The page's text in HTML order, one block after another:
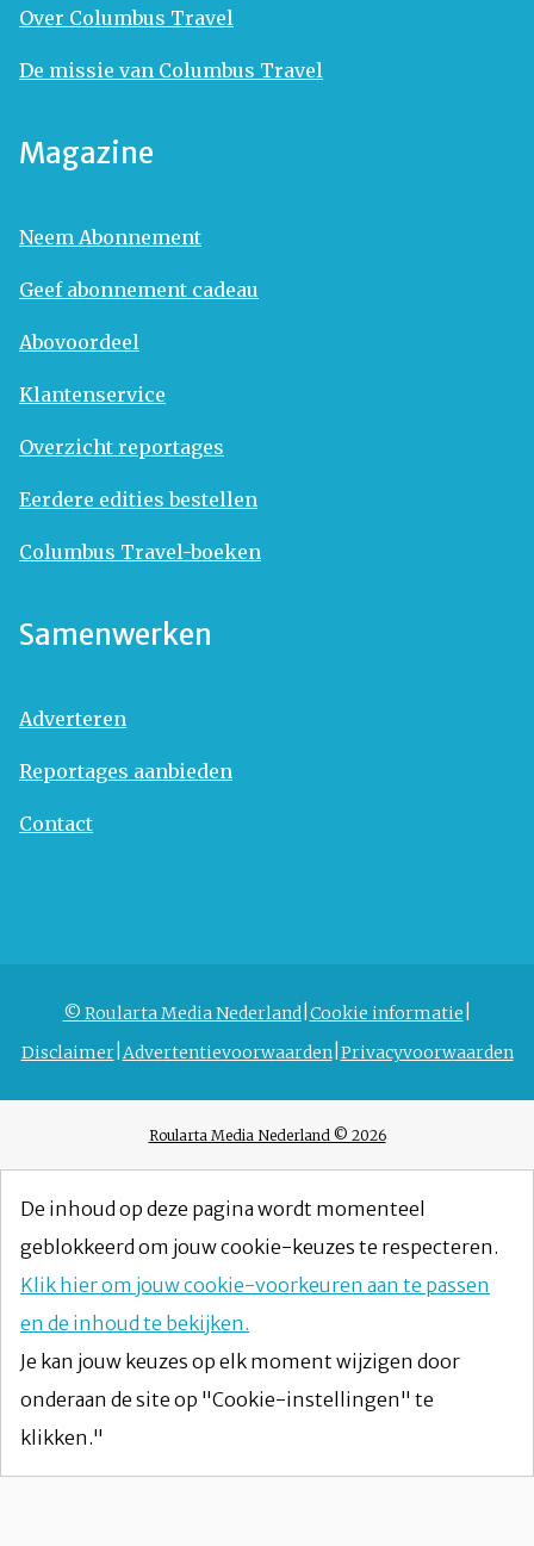
Over Columbus Travel
De missie van Columbus Travel
Magazine
Neem Abonnement
Geef abonnement cadeau
Abovoordeel
Klantenservice
Overzicht reportages
Eerdere edities bestellen
Columbus Travel-boeken
Samenwerken
Adverteren
Reportages aanbieden
Contact
© Roularta Media Nederland Cookie informatie
Disclaimer Advertentievoorwaarden Privacyvoorwaarden
Roularta Media Nederland © 2026
De inhoud op deze pagina wordt momenteel
geblokkeerd om jouw cookie-keuzes te respecteren.
Klik hier om jouw cookie-voorkeuren aan te passen
en de inhoud te bekijken.
Je kan jouw keuzes op elk moment wijzigen door
onderaan de site op "Cookie-instellingen" te
klikken."